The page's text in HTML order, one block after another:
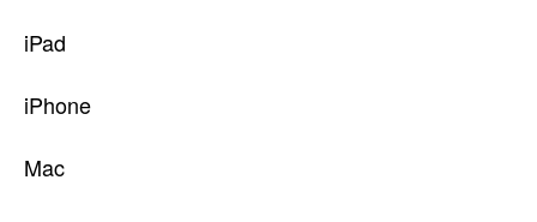
iPad
iPhone
Mac